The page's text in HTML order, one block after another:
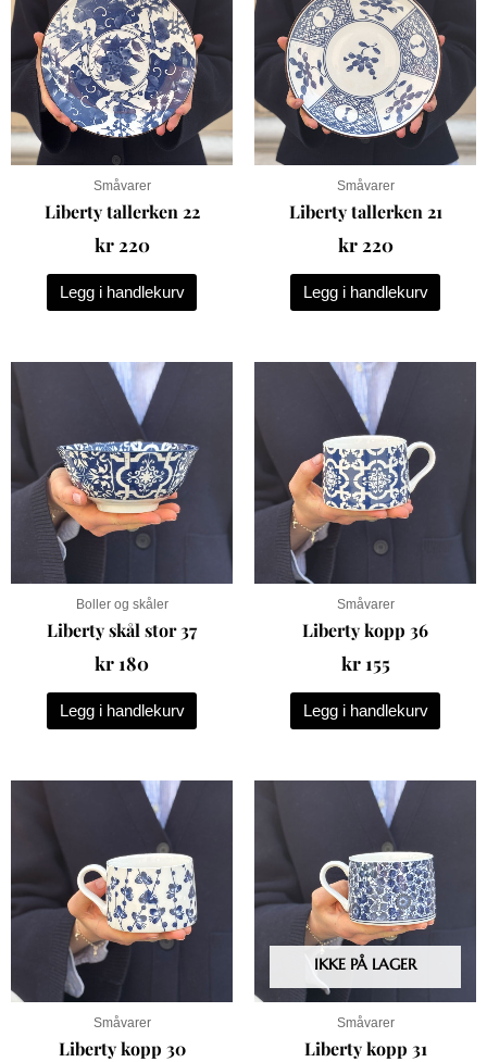
Småvarer
Liberty tallerken 22
kr220
Legg i handlekurv
Småvarer
Liberty tallerken 21
kr220
Legg i handlekurv
Boller og skåler
Liberty skål stor 37
kr 180
Legg i handlekurv
Småvarer
Liberty kopp 36
kr155
Legg i handlekurv
Småvarer
Liberty kopp 30
IKKE PÅ LAGER
Småvarer
Liberty kopp 31